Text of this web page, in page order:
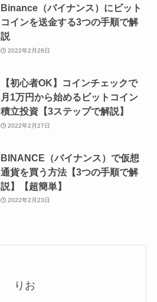
Binance（バイナンス）にビット
コインを送金する3つの手順で解
説
2022年2月28日
【初心者OK】コインチェックで
月1万円から始めるビットコイン
積立投資【3ステップで解説】
2022年2月27日
BINANCE（バイナンス）で仮想
通貨を買う方法【3つの手順で解
説】【超簡単】
2022年2月23日
りお